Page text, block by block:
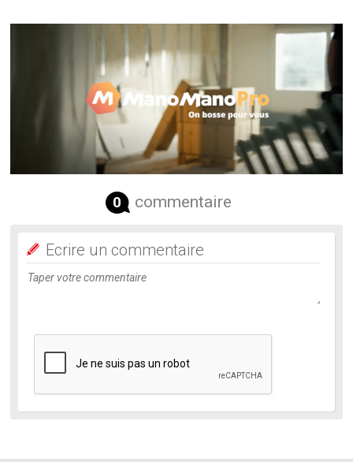
0 commentaire
Ecrire un commentaire